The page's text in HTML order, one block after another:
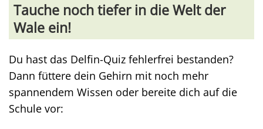
Tauche noch tiefer in die Welt der
Wale ein!
Du hast das Delfin-Quiz fehlerfrei bestanden?
Dann füttere dein Gehirn mit noch mehr
spannendem Wissen oder bereite dich auf die
Schule vor: